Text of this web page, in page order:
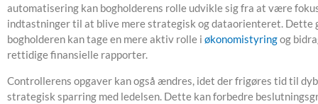
automatisering kan bogholderens rolle udvikle sig fra at være
indtastninger til at blive mere strategisk og dataorienteret. Dette
bogholderen kan tage en mere aktiv rolle i økonomistyringog
rettidige finansielle rapporter.
Controllerens opgaver kan også ændres, idet der frigøres tid til
strategisk sparring med ledelsen. Dette kan forbedre